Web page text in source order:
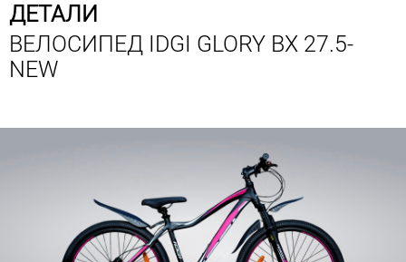
ДЕТАЛИ
ВЕЛОСИПЕД IDGI GLORY BX 27.5-
NEW